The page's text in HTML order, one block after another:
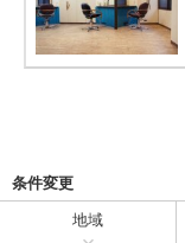
条件変更
地域